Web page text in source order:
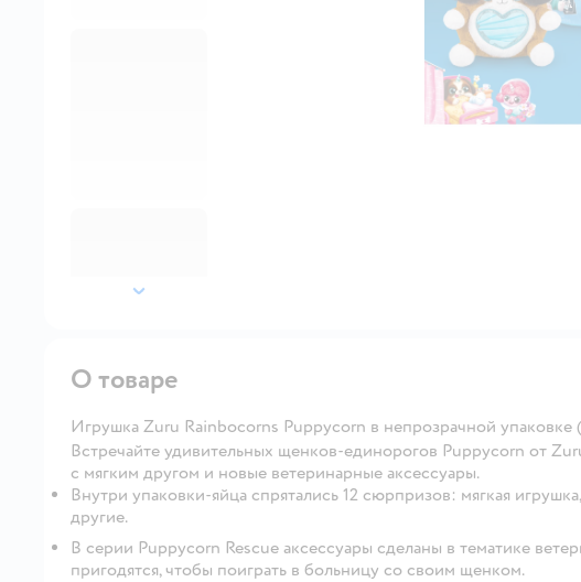
далее
О товаре
Игрушка Zuru Rainbocorns Puppycorn в непрозрачной упаковке
Встречайте удивительных щенков-единорогов Puppycorn от
с мягким другом и новые ветеринарные аксессуары.
Внутри упаковки-яйца спрятались 12 сюрпризов: мягкая
другие.
В серии Puppycorn Rescue аксессуары сделаны в тематике
пригодятся, чтобы поиграть в больницу со своим щенком.